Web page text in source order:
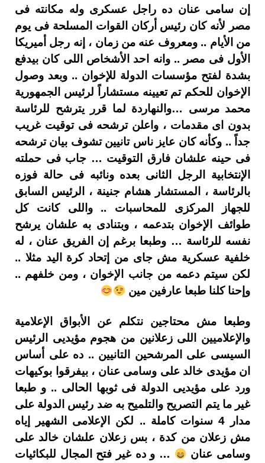
إن سامى عنان ده راجل عسكرى وله مكانته فى
مصر لأنه كان رئيس أركان القوات المسلحة فى يوم
من الأيام .. ومعروف عنه من زمان ، إنه رجل أميريكا
الأول فى مصر .. وانه احد الأشخاص اللى كان بيدفع
بشدة لفتح مؤسسات الدولة للإخوان .. وبعد وصول
الإخوان للحكم تم تعيينه مستشاراً لرئيس الجمهورية
محمد مرسى …والنهاردة لما قرر يترشح للرئاسة
بدون اى مقدمات ، واعلن ترشحه فى توقيت غريب
جداً .. وكأنه كان عايز ناس تانيين تشوف بيان ترشحه
فى حينه علشان فارق التوقيت … جاب فى حملته
الإنتخابية الرجل الثانى بعده ونائبه فى حالة فوزه
بالرئاسة ، المستشار هشام جنينة ، الرئيس السابق
للجهاز المركزى للمحاسبات .. واللى كانت كل
طوائف الإخوان بتدعمه ، وبتنادى به علشان يرشح
نفسه للرئاسة … وطبعا برغم إن الفريق عنان ، له
خلفية عسكرية مش جاى من إتحاد كرة اليد مثلا ..
لكن سيتم دعمه من جانب الإخوان ، ومن خلفهم ..
وإحنا كلنا طبعا عارفين مين
وطبعا مش محتاجين نتكلم عن الأبواق الإعلامية
والإعلاميين اللى زعلانين من هجوم مؤيديى الرئيس
السيسى على المرشحين التانيين .. ده على أساس
ان مؤيدى خالد على وسامى عنان ، بيفرقوا بوكيهات
ورد على مؤيديى الدولة فى ثوبها الحالى .. و طبعا
غير ما يتم التصريح والتلميح به ضد رئيس الدولة على
مدار 4 سنوات كاملة .. لكن الإعلامى الشهير إياه
مش زعلان من كدة ، بس زعلان علشان خالد على
وسامى عنان
… و ده غير فتح المجال للبكائيات